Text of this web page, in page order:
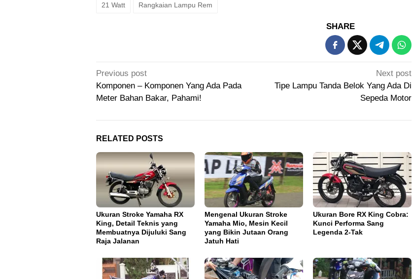
21 Watt Rangkaian Lampu Rem
SHARE
Post
navigation
Previous post
Komponen – Komponen Yang Ada Pada
Meter Bahan Bakar, Pahami!
Next post
Tipe Lampu Tanda Belok Yang Ada Di
Sepeda Motor
RELATED POSTS
Ukuran Stroke Yamaha RX
King, Detail Teknis yang
Membuatnya Dijuluki Sang
Raja Jalanan
Mengenal Ukuran Stroke
Yamaha Mio, Mesin Kecil
yang Bikin Jutaan Orang
Jatuh Hati
Ukuran Bore RX King Cobra:
Kunci Performa Sang
Legenda 2-Tak